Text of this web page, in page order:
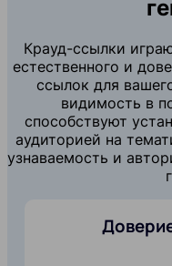
Крауд-ссылки
естественного и
ссылок для
видимость в
способствуют
аудиторией на
узнаваемость и